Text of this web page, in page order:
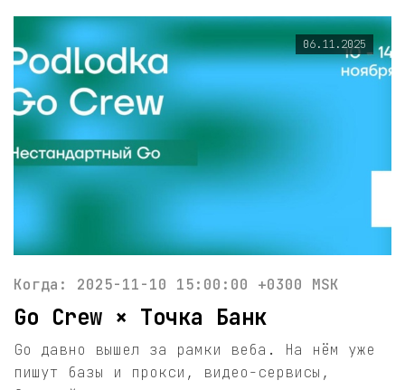
06.11.2025
Когда: 2025-11-10 15:00:00 +0300 MSK
Go Crew × Точка Банк
Go давно вышел за рамки веба. На нём уже
пишут базы и прокси, видео-сервисы,